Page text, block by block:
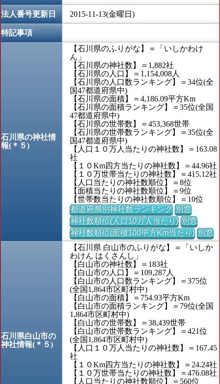
法人番号更新日 2015-11-13(金曜日)
特記事項
石川県の神社情
報(＊５)
【石川県のふりがな】＝「いしかわけ
ん」
【石川県の神社数】＝1,882社
【石川県の人口】＝1,154,008人
【石川県の人口数ランキング】＝34位(全
国47都道府県中)
【石川県の面積】＝4,186.09平方Km
【石川県の面積ランキング】＝35位(全国
47都道府県中)
【石川県の世帯数】＝453,368世帯
【石川県の世帯数ランキング】＝35位(全
国47都道府県中)
【人口１０万人当たりの神社数】＝163.08
社
【１０Km四方当たりの神社数】＝44.96社
【１０万世帯当たりの神社数】＝415.12社
【人口当たりの神社数順位】＝8位
【面積当たりの神社数順位】＝9位
【世帯数当たりの神社数順位】＝10位
都道府県別神社数ランキング 別窓
神社数順位(人口10万人当たり) 別窓
神社数順位(面積100平方Km当たり) 別窓
石川県白山市の
神社情報(＊５)
【石川県 白山市のふりがな】＝「いしか
わけん はくさんし」
【白山市の神社数】＝183社
【白山市の人口】＝109,287人
【白山市の人口数ランキング】＝375位
(全国1,864市区町村中)
【白山市の面積】＝754.93平方Km
【白山市の面積ランキング】＝79位(全国
1,864市区町村中)
【白山市の世帯数】＝38,439世帯
【白山市の世帯数ランキング】＝421位
(全国1,864市区町村中)
【人口１０万人当たりの神社数】＝167.45
社
【１０Km四方当たりの神社数】＝24.24社
【１０万世帯当たりの神社数】＝476.08社
【人口当たりの神社数順位】＝560位